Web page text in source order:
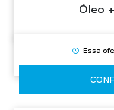
Óleo
Essa